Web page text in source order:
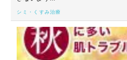
シミ・くすみ治療